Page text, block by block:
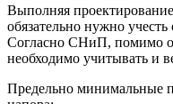
Выполняя
обязательно нужно
Согласно СНиП, помимо
необходимо учитывать и
Предельно минимальные